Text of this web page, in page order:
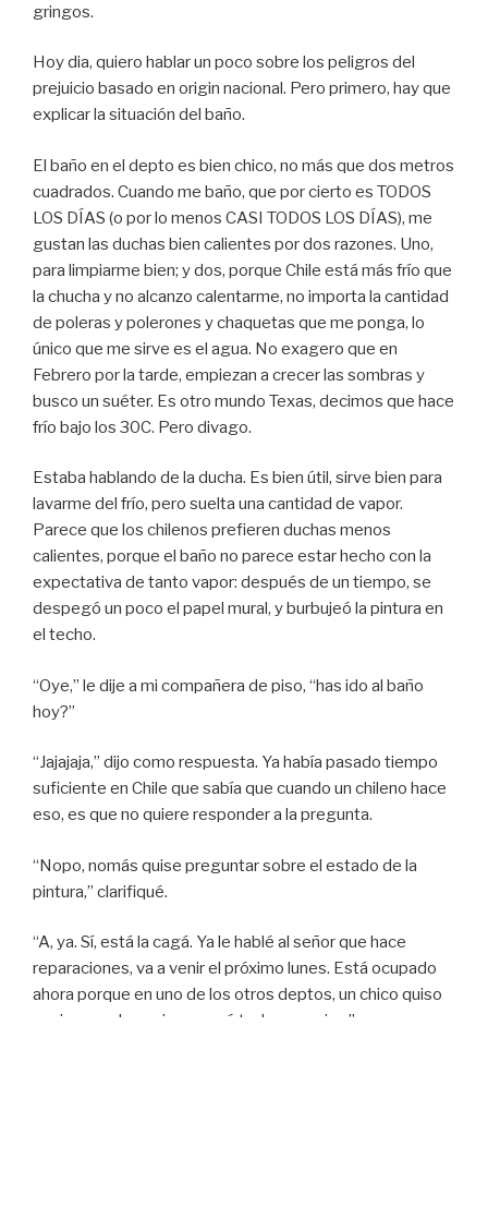
gringos.
Hoy dia, quiero hablar un poco sobre los peligros del
prejuicio basado en origin nacional. Pero primero, hay que
explicar la situación del baño.
El baño en el depto es bien chico, no más que dos metros
cuadrados. Cuando me baño, que por cierto es TODOS
LOS DÍAS (o por lo menos CASI TODOS LOS DÍAS), me
gustan las duchas bien calientes por dos razones. Uno,
para limpiarme bien; y dos, porque Chile está más frío que
la chucha y no alcanzo calentarme, no importa la cantidad
de poleras y polerones y chaquetas que me ponga, lo
único que me sirve es el agua. No exagero que en
Febrero por la tarde, empiezan a crecer las sombras y
busco un suéter. Es otro mundo Texas, decimos que hace
frío bajo los 30C. Pero divago.
Estaba hablando de la ducha. Es bien útil, sirve bien para
lavarme del frío, pero suelta una cantidad de vapor.
Parece que los chilenos prefieren duchas menos
calientes, porque el baño no parece estar hecho con la
expectativa de tanto vapor: después de un tiempo, se
despegó un poco el papel mural, y burbujeó la pintura en
el techo.
“Oye,” le dije a mi compañera de piso, “has ido al baño
hoy?”
“Jajajaja,” dijo como respuesta. Ya había pasado tiempo
suficiente en Chile que sabía que cuando un chileno hace
eso, es que no quiere responder a la pregunta.
“Nopo, nomás quise preguntar sobre el estado de la
pintura,” clarifiqué.
“A, ya. Sí, está la cagá. Ya le hablé al señor que hace
reparaciones, va a venir el próximo lunes. Está ocupado
ahora porque en uno de los otros deptos, un chico quiso
cocinar una berenjena y asó toda su cocina.”